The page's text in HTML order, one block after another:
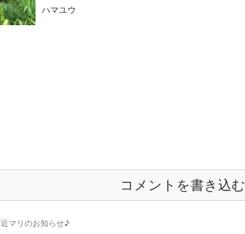
ハマユウ
コメントを書き込む
近マリのお知らせ♪